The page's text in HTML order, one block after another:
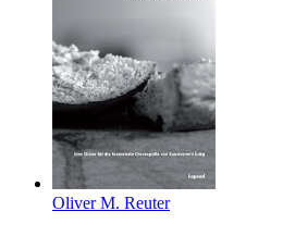
Oliver M. Reuter